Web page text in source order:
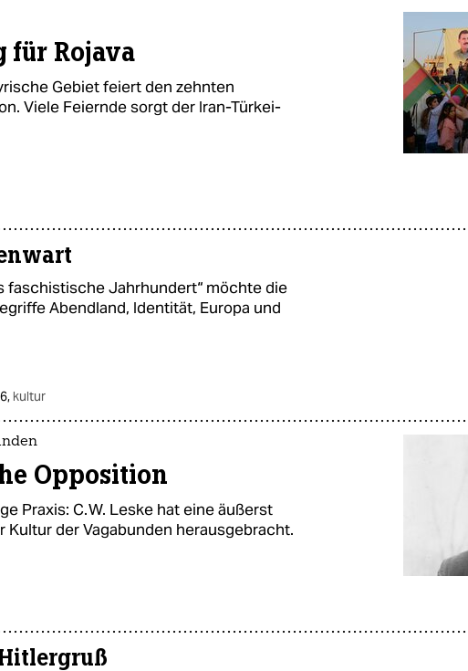
für Rojava
Gebiet feiert den zehnten
Viele Feiernde sorgt der Iran-Türkei-
faschistische Jahrhundert“ möchte die
Abendland, Identität, Europa und
kultur
Opposition
Praxis: C. W. Leske hat eine äußerst
Kultur der Vagabunden herausgebracht.